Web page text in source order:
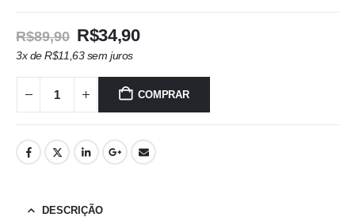
R$89,90 O
preço
era:
R$89,90.
R$34,90O
é:
R$34,90.
3x deR$11,63sem juros
COMPRAR
DESCRIÇÃO